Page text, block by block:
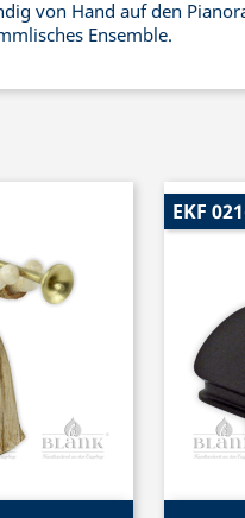
von Hand auf den
Ensemble.
EKF